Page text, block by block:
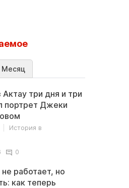
Месяц
три дня и три
портрет Джеки
История в
0
работает, но
как теперь